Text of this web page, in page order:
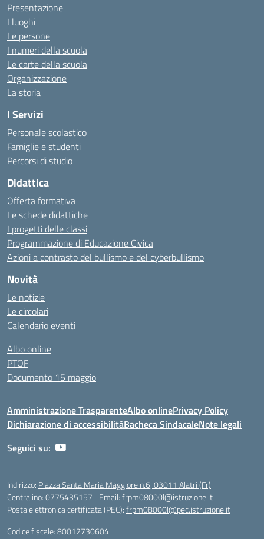
Presentazione
I luoghi
Le persone
I numeri della scuola
Le carte della scuola
Organizzazione
La storia
I Servizi
Personale scolastico
Famiglie e studenti
Percorsi di studio
Didattica
Offerta formativa
Le schede didattiche
I progetti delle classi
Programmazione di Educazione Civica
Azioni a contrasto del bullismo e del cyberbullismo
Novità
Le notizie
Le circolari
Calendario eventi
Albo online
PTOF
Documento 15 maggio
Amministrazione TrasparenteAlbo onlinePrivacy Policy
Dichiarazione di accessibilitàBacheca SindacaleNote legali
Seguici su:
Indirizzo: Piazza Santa Maria Maggiore n.6, 03011 Alatri (Fr)
Centralino:0775435157 Email:frpm08000l@istruzione.it
Posta elettronica certificata (PEC):frpm08000l@pec.istruzione.it
Codice fiscale: 80012730604